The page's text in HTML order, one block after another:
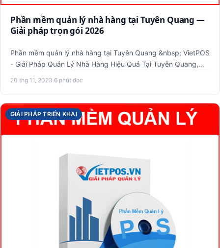
Phần mềm quản lý nhà hàng tại Tuyên Quang —
Giải pháp trọn gói 2026
Phần mềm quản lý nhà hàng tại Tuyên Quang &nbsp; VietPOS
- Giải Pháp Quản Lý Nhà Hàng Hiệu Quả Tại Tuyên Quang,
20 thg 11, 2023·6 phút đọc
GIẢI PHÁP TRIỂN KHAI